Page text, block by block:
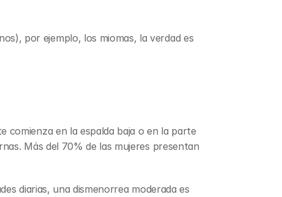
por ejemplo, los miomas, la verdad es
comienza en la espalda baja o en la parte
Más del 70% de las mujeres presentan
diarias, una dismenorrea moderada es